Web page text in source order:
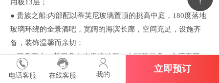
电话客服 在线客服 我的
立即预订
● 贵族之船:内部配以蒂芙尼玻璃置顶的挑高中庭，180度落地
玻璃环绕的全景酒吧，宽阔的海滨长廊，空间充足，设施齐
备，装饰温馨而亲切；
● 服务至上：其服务上也很接地气，中国船员多，交流无障
碍，具有国际范.中国味的菜品更是满足国人的胃口，简直是为